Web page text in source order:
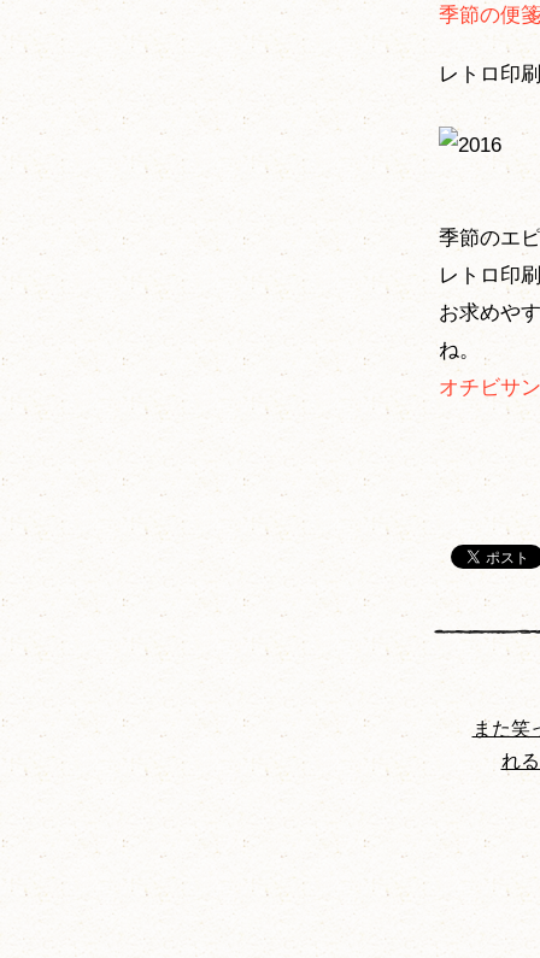
季節の便
レトロ印
季節のエ
レトロ印
お求めや
ね。
オチビサ
また笑
れ